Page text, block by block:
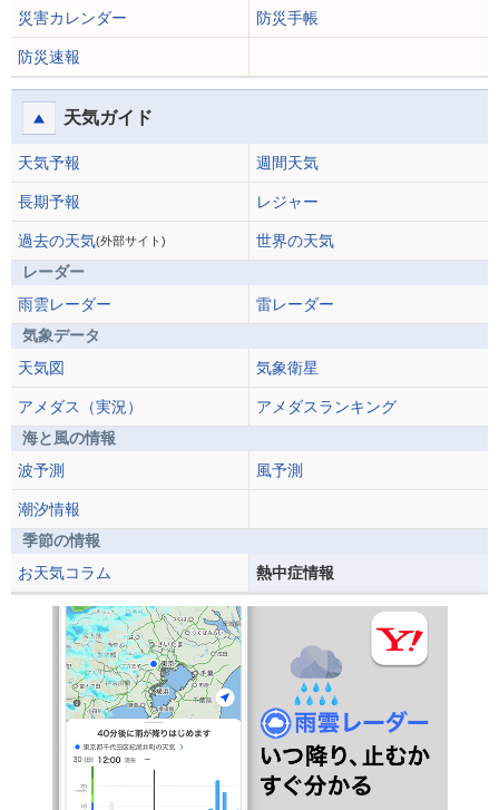
災害カレンダー
防災手帳
防災速報
天気ガイド
天気予報 週間天気
長期予報 レジャー
過去の天気(外部サイト)
世界の天気
レーダー
雨雲レーダー
雷レーダー
気象データ
天気図
気象衛星
アメダス（実況）
アメダスランキング
海と風の情報
波予測
風予測
潮汐情報
季節の情報
お天気コラム
熱中症情報